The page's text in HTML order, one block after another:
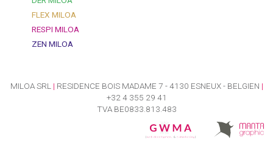
FLEX MILOA
RESPI MILOA
ZEN MILOA
MILOA SRL | RESIDENCE BOIS MADAME 7 - 4130 ESNEUX - BELGIEN |
+32 4 355 29 41
TVA BE0833.813.483